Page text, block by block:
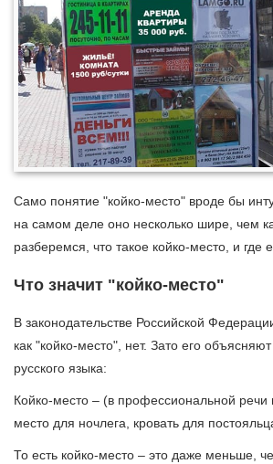
Само понятие "койко-место" вроде бы
на самом деле оно несколько шире, чем
разберемся, что такое койко-место, и где
Что значит "койко-место"
В законодательстве Российской
как "койко-место", нет. Зато его
русского языка:
Койко-место – (в профессиональной речи
место для ночлега, кровать для
То есть койко-место – это даже меньше,